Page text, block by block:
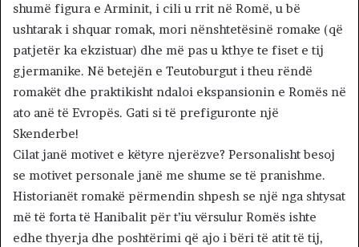
shumë figura e Arminit, i cili u rrit në Romë, u bë
ushtarak i shquar romak, mori nënshtetësinë romake (që
patjetër ka ekzistuar) dhe më pas u kthye te fiset e tij
gjermanike. Në betejën e Teutoburgut i theu rëndë
romakët dhe praktikisht ndaloi ekspansionin e Romës në
ato anë të Evropës. Gati si të prefiguronte një
Skenderbe!
Cilat janë motivet e këtyre njerëzve? Personalisht besoj
se motivet personale janë me shume se të pranishme.
Historianët romakë përmendin shpesh se një nga shtysat
më të forta të Hanibalit për t’iu vërsulur Romës ishte
edhe thyerja dhe poshtërimi që ajo i bëri të atit të tij,